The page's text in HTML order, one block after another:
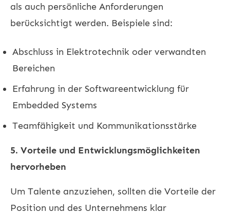
als auch persönliche Anforderungen
berücksichtigt werden. Beispiele sind:
Abschluss in Elektrotechnik oder verwandten
Bereichen
Erfahrung in der Softwareentwicklung für
Embedded Systems
Teamfähigkeit und Kommunikationsstärke
5. Vorteile und Entwicklungsmöglichkeiten
hervorheben
Um Talente anzuziehen, sollten die Vorteile der
Position und des Unternehmens klar